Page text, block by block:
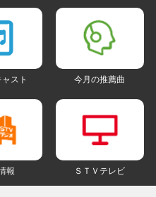
スト 今月の推薦曲
報 ＳＴＶテレビ